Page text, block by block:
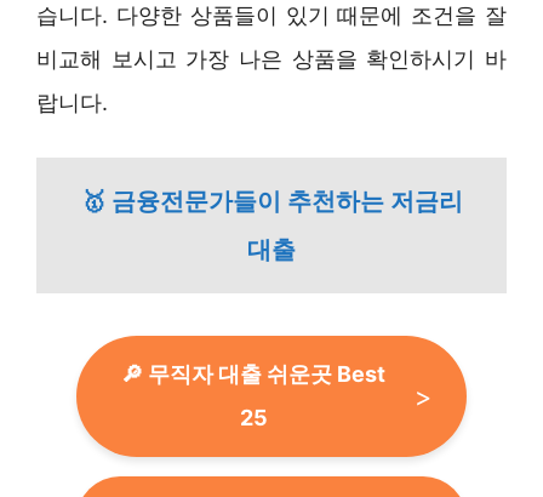
습니다. 다양한 상품들이 있기 때문에 조건을 잘
비교해 보시고 가장 나은 상품을 확인하시기 바
랍니다.
🥇 금융전문가들이 추천하는 저금리
대출
🔎 무직자 대출 쉬운곳 Best
25